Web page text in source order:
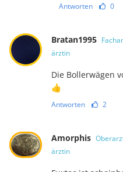
Antworten 0
Bratan1995
ärztin
Die Bollerwägen
👍
Antworten 2
Amorphis
ärztin